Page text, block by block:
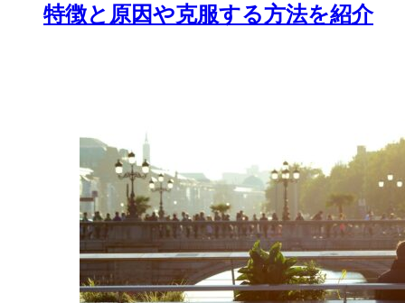
特徴と原因や克服する方法を紹介